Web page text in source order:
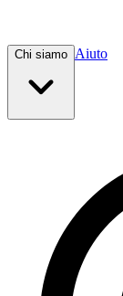
Chi siamo Aiuto